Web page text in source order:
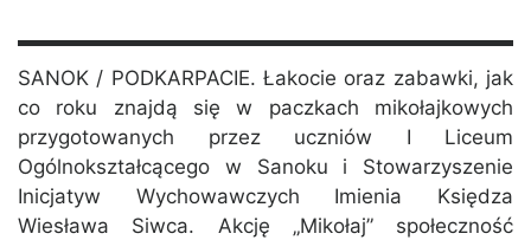
SANOK / PODKARPACIE. Łakocie oraz zabawki, jak
co roku znajdą się w paczkach mikołajkowych
przygotowanych przez uczniów I Liceum
Ogólnokształcącego w Sanoku i Stowarzyszenie
Inicjatyw Wychowawczych Imienia Księdza
Wiesława Siwca. Akcję „Mikołaj” społeczność